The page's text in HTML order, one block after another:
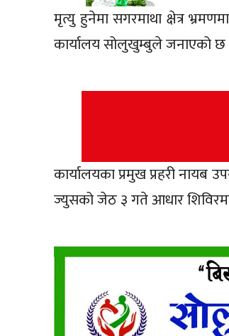
मृत्यु हुनेमा सगरमाथा क्षेत्र
कार्यालय सोलुखुम्बुले जनाएको छ
कार्यालयका प्रमुख प्रहरी नायब
ज्युसको जेठ ३ गते आधार